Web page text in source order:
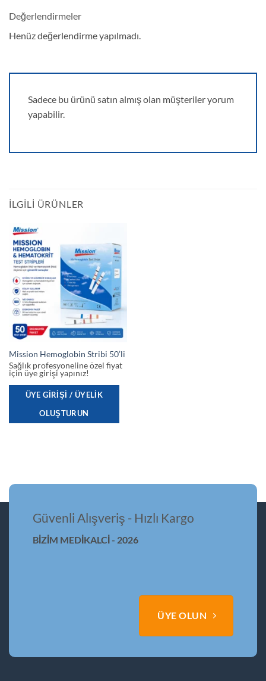
Değerlendirmeler
Henüz değerlendirme yapılmadı.
Sadece bu ürünü satın almış olan müşteriler yorum
yapabilir.
İLGILI ÜRÜNLER
Mission Hemoglobin Stribi 50’li
Sağlık profesyoneline özel fiyat
için üye girişi yapınız!
ÜYE GIRIŞI / ÜYELIK
OLUŞTURUN
Güvenli Alışveriş - Hızlı Kargo
BİZİM MEDİKALCİ - 2026
ÜYE OLUN